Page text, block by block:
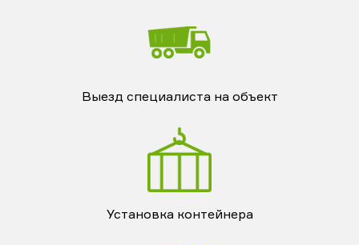
Выезд специалиста на объект
Установка контейнера